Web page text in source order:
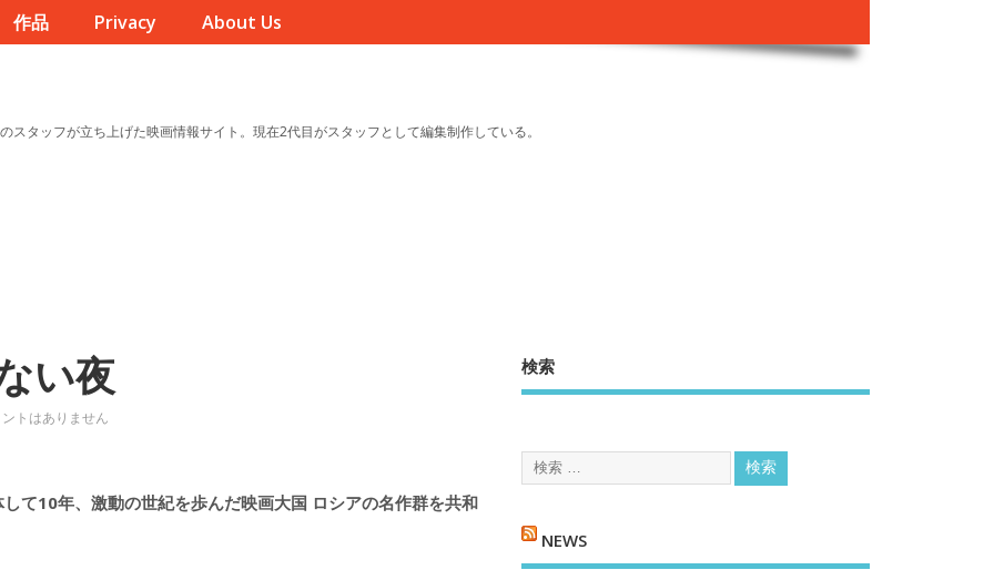
作品 Privacy About Us
タッフが立ち上げた映画情報サイト。現在2代目がスタッフとして編集制作している。
い夜
トはありません
て10年、激動の世紀を歩んだ映画大国 ロシアの名作群を共和
検索
NEWS